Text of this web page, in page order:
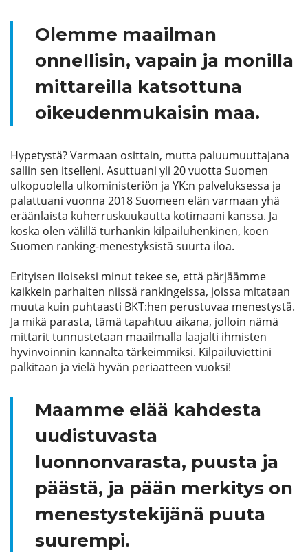
Olemme maailman
onnellisin, vapain ja monilla
mittareilla katsottuna
oikeudenmukaisin maa.
Hypetystä? Varmaan osittain, mutta paluumuuttajana
sallin sen itselleni. Asuttuani yli 20 vuotta Suomen
ulkopuolella ulkoministeriön ja YK:n palveluksessa ja
palattuani vuonna 2018 Suomeen elän varmaan yhä
eräänlaista kuherruskuukautta kotimaani kanssa. Ja
koska olen välillä turhankin kilpailuhenkinen, koen
Suomen ranking-menestyksistä suurta iloa.
Erityisen iloiseksi minut tekee se, että pärjäämme
kaikkein parhaiten niissä rankingeissa, joissa mitataan
muuta kuin puhtaasti BKT:hen perustuvaa menestystä.
Ja mikä parasta, tämä tapahtuu aikana, jolloin nämä
mittarit tunnustetaan maailmalla laajalti ihmisten
hyvinvoinnin kannalta tärkeimmiksi. Kilpailuviettini
palkitaan ja vielä hyvän periaatteen vuoksi!
Maamme elää kahdesta
uudistuvasta
luonnonvarasta, puusta ja
päästä, ja pään merkitys on
menestystekijänä puuta
suurempi.